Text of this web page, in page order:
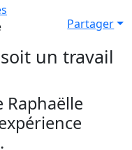
Partager
un travail
Raphaëlle